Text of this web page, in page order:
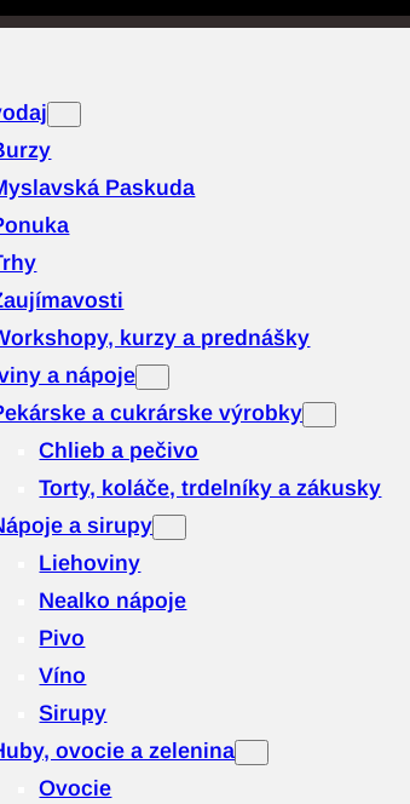
Paskuda
kurzy a prednášky
a nápoje
a cukrárske výrobky
Chlieb a pečivo
Torty, koláče, trdelníky a zákusky
a sirupy
Liehoviny
Nealko nápoje
Pivo
Víno
Sirupy
ovocie a zelenina
Ovocie